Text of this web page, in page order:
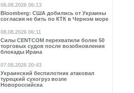
08.08.2026 06:13
Bloomberg: США добились от Украины
согласия не бить по КТК в Черном море
08.08.2026 06:11
Силы CENTCOM перехватили более 50
торговых судов после возобновления
блокады Ирана
07.08.2026 20:43
Украинский беспилотник атаковал
турецкий сухогруз возле
Новороссийска